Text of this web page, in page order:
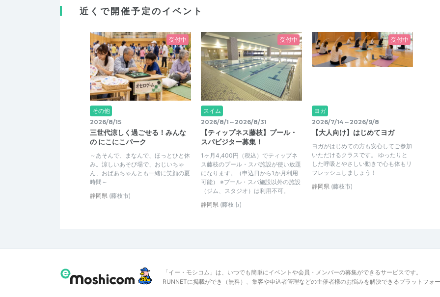
近くで開催予定のイベント
受付中
その他
2026/8/15
三世代涼しく過ごせる！みんな
の にこにこパーク
～あそんで、まなんで、ほっとひと休
み。涼しいあそび場で、おじいちゃ
ん、おばあちゃんとも一緒に笑顔の夏
時間～
静岡県 (藤枝市)
受付中
スイム
2026/8/1～2026/8/31
【ティップネス藤枝】プール・
スパビジター募集！
1ヶ月4,400円（税込）でティップネ
ス藤枝のプール・スパ施設が使い放題
になります。（申込日から1か月利用
可能） ※プール・スパ施設以外の施設
（ジム、スタジオ）は利用不可。
静岡県 (藤枝市)
受付中
ヨガ
2026/7/14～2026/9/8
【大人向け】はじめてヨガ
ヨガがはじめての方も安心してご参加
いただけるクラスです。 ゆったりと
した呼吸とやさしい動きで心も体もリ
フレッシュしましょう！
静岡県 (藤枝市)
「イー・モシコム」は、いつでも簡単にイベントや会員・メンバーの募集ができるサービスです。
RUNNETに掲載ができ（無料）、集客や申込者管理などの主催者様のお悩みを解決できるプラットフォー